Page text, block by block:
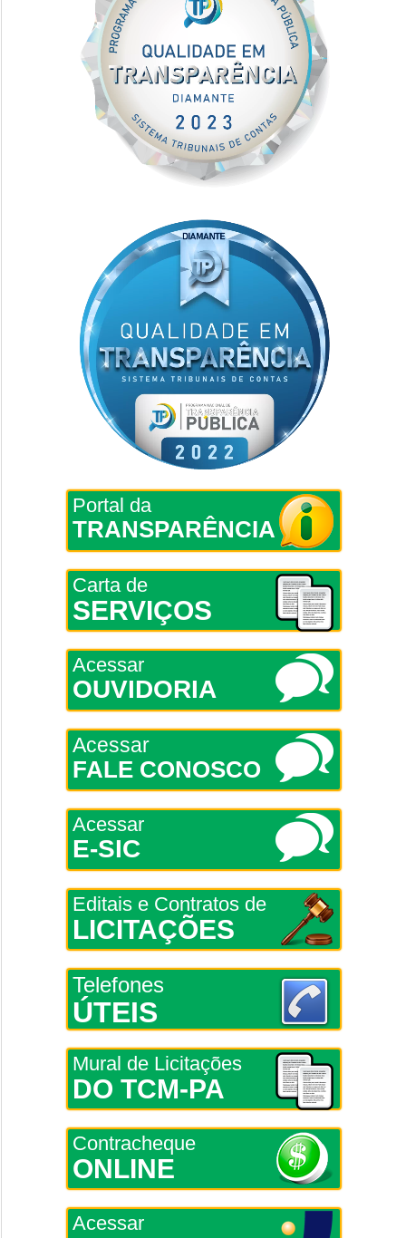
Portal da
TRANSPARÊNCIA
Carta de
SERVIÇOS
Acessar
OUVIDORIA
Acessar
FALE CONOSCO
Acessar
E-SIC
Editais e Contratos de
LICITAÇÕES
Telefones
ÚTEIS
Mural de Licitações
DO TCM-PA
Contracheque
ONLINE
Acessar